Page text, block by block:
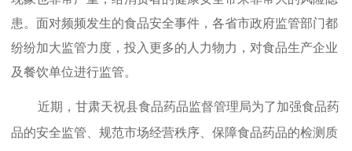
患。 面对频频发生的食品安全事件，各省市政府监管部门都
纷纷加大监管力度，投入更多的人力物力，对食品生产企业
及餐饮单位进行监管。
近期， 甘肃天祝县食品药品监督管理局为了加强食品药
品的安全监管、规范市场经营秩序、保障食品药品的检测质